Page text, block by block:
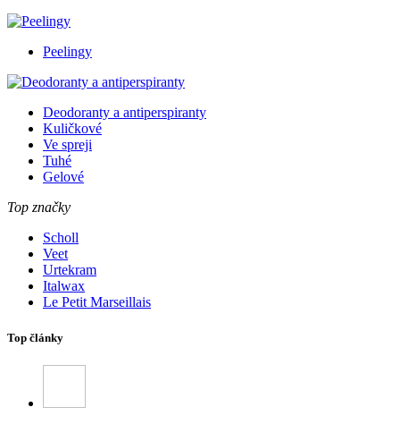
Peelingy
Deodoranty a antiperspiranty
Kuličkové
Ve spreji
Tuhé
Gelové
Top značky
Scholl
Veet
Urtekram
Italwax
Le Petit Marseillais
Top články